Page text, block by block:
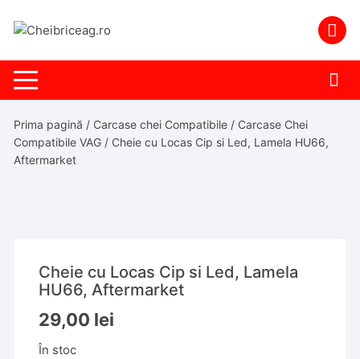
Prima pagină / Carcase chei Compatibile / Carcase Chei
Compatibile VAG / Cheie cu Locas Cip si Led, Lamela HU66,
Aftermarket
Cheie cu Locas Cip si Led, Lamela
HU66, Aftermarket
29,00 lei
În stoc